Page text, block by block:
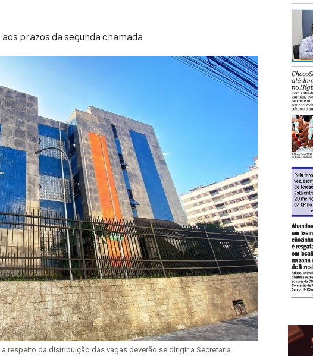
prazos da segunda chamada
respeito da distribuição das vagas deverão se dirigir a Secretaria